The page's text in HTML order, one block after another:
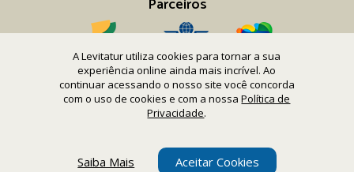
A Levitatur utiliza cookies para tornar a sua
experiência online ainda mais incrível. Ao
continuar acessando o nosso site você concorda
com o uso de cookies e com a nossaPolítica de
Privacidade.
Saiba Mais Aceitar Cookies
Parceiros
Copyright 2016-26 Levitatur Viagens e Turismo Ltda.
CNPJ 08.867.977/0001-12